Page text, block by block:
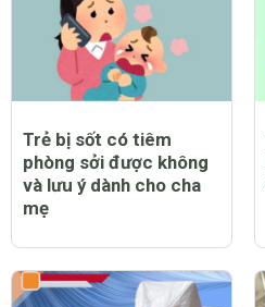
Trẻ bị sốt có tiêm
phòng sởi được không
và lưu ý dành cho cha
mẹ